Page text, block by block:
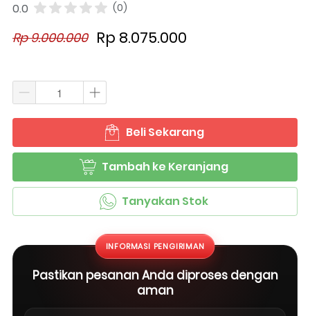
0.0 (0)
Rp 9.000.000 Rp 8.075.000
` Beli Sekarang
` Tambah ke Keranjang
` Tanyakan Stok
INFORMASI PENGIRIMAN
Pastikan pesanan Anda diproses dengan
aman